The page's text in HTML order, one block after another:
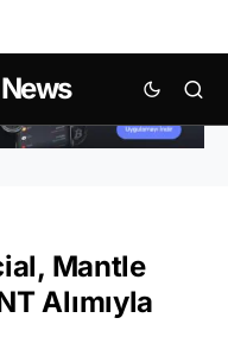
Mantle
Alımıyla